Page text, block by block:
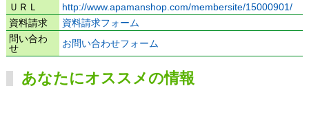
ＵＲＬ
http://www.apamanshop.com/membersite/15000901/
資料請求
資料請求フォーム
問い合わ
せ
お問い合わせフォーム
あなたにオススメの情報